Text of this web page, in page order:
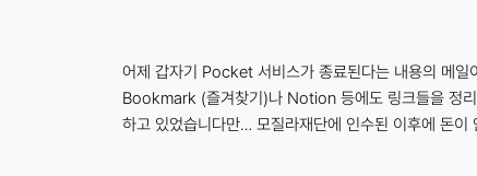
어제 갑자기 Pocket 서비스가 종료된다는 내용의 메
Bookmark (즐겨찾기)나 Notion 등에도 링크들을 정
하고 있었습니다만… 모질라재단에 인수된 이후에 돈